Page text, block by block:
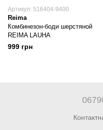
Артикул: 516404-9400
Reima
Комбинезон-боди шерстяной
REIMA LAUHA
999 грн